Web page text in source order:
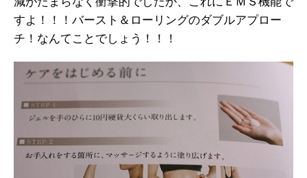
すよ！！！バースト＆ローリングのダブルアプロー
チ！なんてことでしょう！！！